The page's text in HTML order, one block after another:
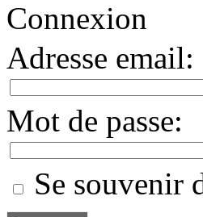
Connexion
Adresse email:
Mot de passe:
Se souvenir